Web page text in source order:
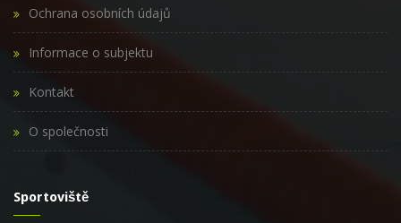
Ochrana osobních údajů
Informace o subjektu
Kontakt
O společnosti
Sportoviště